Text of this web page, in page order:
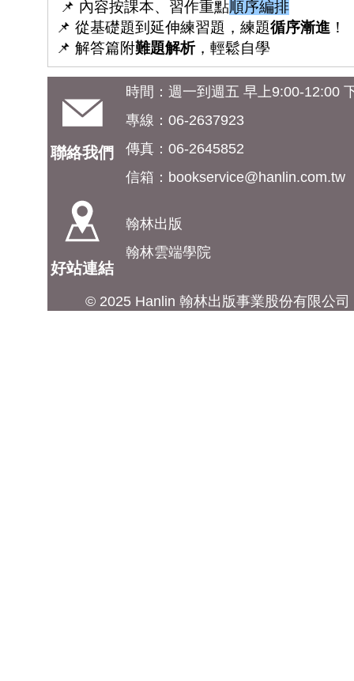
📌 內容按課本、習作重點順序編排
📌 從基礎題到延伸練習題，練題循序漸進 ！
📌 解答篇附難題解析，輕鬆自學
聯絡我們
時間：週一到週五 早上9:00-12:00
專線：06-2637923
傳真：06-2645852
信箱： bookservice@hanlin.com.tw
好站連結
翰林出版
翰林雲端學院
© 2025 Hanlin 翰林出版事業股份有限公司